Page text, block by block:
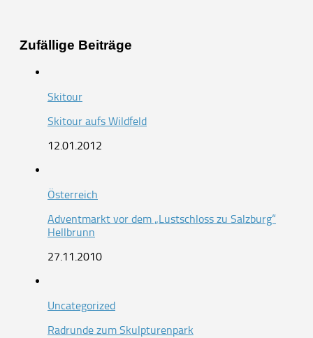
Zufällige Beiträge
Skitour
Skitour aufs Wildfeld
12.01.2012
Österreich
Adventmarkt vor dem „Lustschloss zu Salzburg“
Hellbrunn
27.11.2010
Uncategorized
Radrunde zum Skulpturenpark